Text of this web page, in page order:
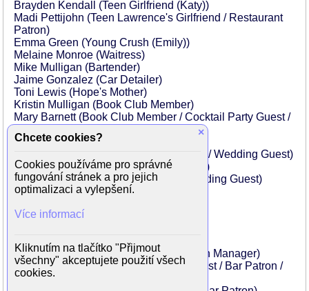
Brayden Kendall (Teen Girlfriend (Katy))
Madi Pettijohn (Teen Lawrence's Girlfriend / Restaurant
Patron)
Emma Green (Young Crush (Emily))
Melaine Monroe (Waitress)
Mike Mulligan (Bartender)
Jaime Gonzalez (Car Detailer)
Toni Lewis (Hope's Mother)
Kristin Mulligan (Book Club Member)
Mary Barnett (Book Club Member / Cocktail Party Guest /
Colleen Shelton (Book Club Member)
Nicole Duplechain (Book Club Member / Wedding Guest)
Jennifer McGowan (Book Club Member)
Erin Monroe (Book Club Member / Wedding Guest)
Coryn McGowan (Book Store Fan)
Brianna Zacharias (Book Store Fan)
Amber Muhne (Fashion Model)
Morgan Semrau (Photoshoot Production Manager)
Haley Barnett (Photoshoot Make Up Artist / Bar Patron /
Wedding Guest)
×
Chcete cookies?
Cookies používáme pro správné
fungování stránek a pro jejich
optimalizaci a vylepšení.
Více informací
Kliknutím na tlačítko "Přijmout
všechny" akceptujete použití všech
cookies.